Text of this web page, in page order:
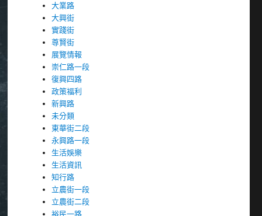
大業路
大興街
實踐街
尊賢街
展覽情報
崇仁路一段
復興四路
政策福利
新興路
未分類
東華街二段
永興路一段
生活娛樂
生活資訊
知行路
立農街一段
立農街二段
裕民一路